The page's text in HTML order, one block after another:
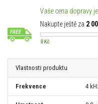
Vaše cena dopravy
Nakupte ještě za 2
0 Kč
Vlastnosti produktu
Frekvence 4